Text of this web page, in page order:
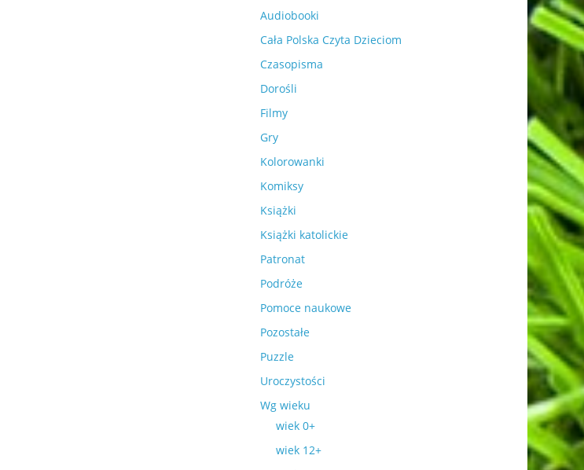
Audiobooki
Cała Polska Czyta Dzieciom
Czasopisma
Dorośli
Filmy
Gry
Kolorowanki
Komiksy
Książki
Książki katolickie
Patronat
Podróże
Pomoce naukowe
Pozostałe
Puzzle
Uroczystości
Wg wieku
wiek 0+
wiek 12+